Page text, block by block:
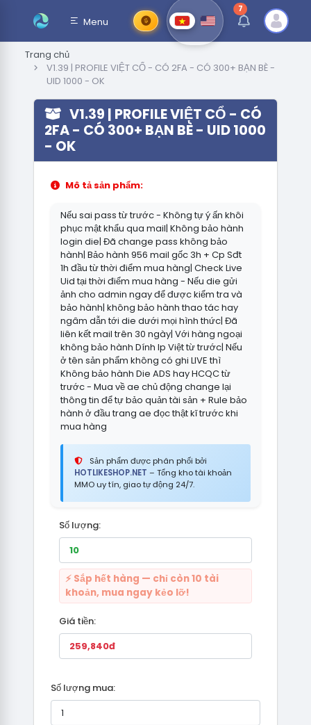
Menu
7thông báo chưa
Trang chủ
V1.39 | PROFILE VIỆT CỔ - CÓ 2FA - CÓ 300+ BẠN BÈ -
UID 1000 - OK
V1.39 | PROFILE VIỆT CỔ - CÓ
2FA - CÓ 300+ BẠN BÈ - UID 1000
- OK
Mô tả sản phẩm:
Nếu sai pass từ trước - Không tự ý ấn khôi
phục mật khẩu qua mail| Không bảo hành
login die| Đã change pass không bảo
hành| Bảo hành 956 mail gốc 3h + Cp Sđt
1h đầu từ thời điểm mua hàng| Check Live
Uid tại thời điểm mua hàng - Nếu die gửi
ảnh cho admin ngay để được kiểm tra và
bảo hành| không bảo hành thao tác hay
ngâm dẫn tới die dưới mọi hình thức| Đã
liên kết mail trên 30 ngày| Với hàng ngoại
không bảo hành Dính Ip Việt từ trước| Nếu
ở tên sản phẩm không có ghi LIVE thì
Không bảo hành Die ADS hay HCQC từ
trước - Mua về ae chủ động change lại
thông tin để tự bảo quản tài sản + Rule bảo
hành ở đầu trang ae đọc thật kĩ trước khi
mua hàng
Sản phẩm được phân phối bởi
HOTLIKESHOP.NET – Tổng kho tài khoản
MMO uy tín, giao tự động 24/7.
Số lượng:
⚡ Sắp hết hàng — chỉ còn 10 tài
khoản, mua ngay kẻo lỡ!
Giá tiền:
Số lượng mua: